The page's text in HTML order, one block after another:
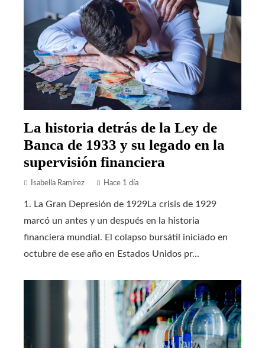
La historia detrás de la Ley de
Banca de 1933 y su legado en la
supervisión financiera
Isabella Ramírez Hace 1 día
1. La Gran Depresión de 1929La crisis de 1929
marcó un antes y un después en la historia
financiera mundial. El colapso bursátil iniciado en
octubre de ese año en Estados Unidos pr...